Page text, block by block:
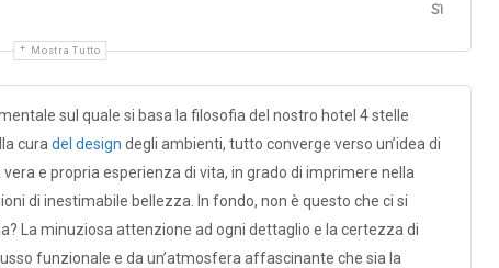
Sì
Mostra Tutto
sul quale si basa la filosofia del nostro hotel 4 stelle
cura del design degli ambienti, tutto converge verso un’idea di
e propria esperienza di vita, in grado di imprimere nella
di inestimabile bellezza. In fondo, non è questo che ci si
La minuziosa attenzione ad ogni dettaglio e la certezza di
funzionale e da un’atmosfera affascinante che sia la